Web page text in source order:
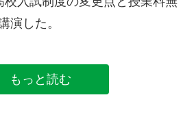
演した。
もっと読む